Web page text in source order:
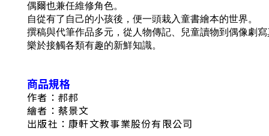
偶爾也兼任維修角色。
自從有了自己的小孩後，便一頭栽入童書繪本的世界。
撰稿與代筆作品多元，從人物傳記、兒童讀物到偶像劇寫
樂於接觸各類有趣的新鮮知識。
商品規格
作者：郝郝
繪者：蔡景文
出版社：康軒文教事業股份有限公司